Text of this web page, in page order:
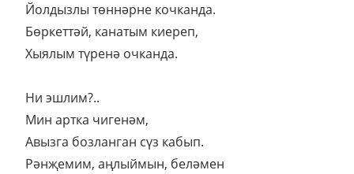
Йолдызлы төннәрне кочканда.
Бөркеттәй, канатым киереп,
Хыялым түренә очканда.
Ни эшлим?..
Мин артка чигенәм,
Авызга бозланган сүз кабып.
Рәнҗемим, аңлыймын, беләмен